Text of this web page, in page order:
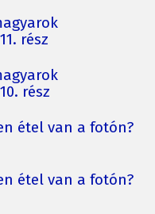
rész
rész
étel van a fotón?
étel van a fotón?